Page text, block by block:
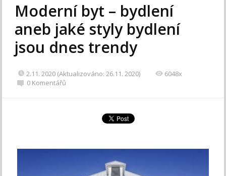
Moderní byt – bydlení
aneb jaké styly bydlení
jsou dnes trendy
2.11. 2020 (Aktualizováno: 26.11. 2020)
6048x
0 Komentářů